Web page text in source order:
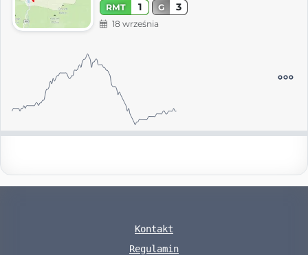
RMT 1 G 3
18 września
Kontakt
Regulamin